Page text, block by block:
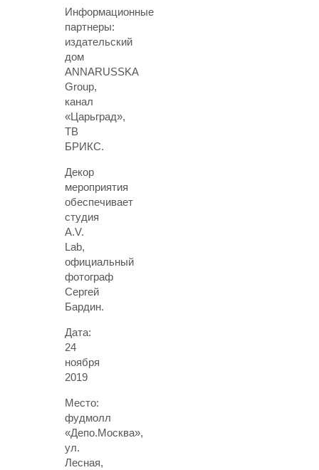
Информационные
партнеры:
издательский
дом
ANNARUSSKA
Group,
канал
«Царьград»,
ТВ
БРИКС.
Декор
мероприятия
обеспечивает
студия
A.V.
Lab,
официальный
фотограф
Сергей
Бардин.
Дата:
24
ноября
2019
Место:
фудмолл
«Депо.Москва»,
ул.
Лесная,